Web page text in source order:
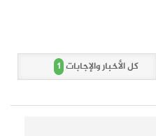
كل الأخبار والإجابات 1